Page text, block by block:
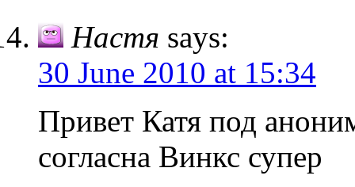
Настя says:
30 June 2010 at 15:34
Привет Катя под
согласна Винкс супер